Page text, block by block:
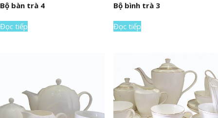
Bộ bàn trà 4
Đọc tiếp
Bộ bình trà 3
Đọc tiếp